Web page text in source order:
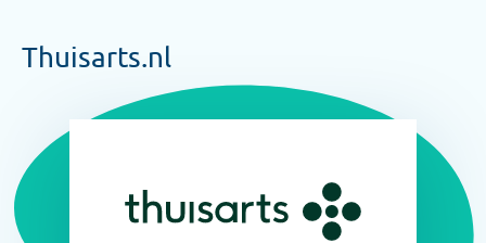
Thuisarts.nl